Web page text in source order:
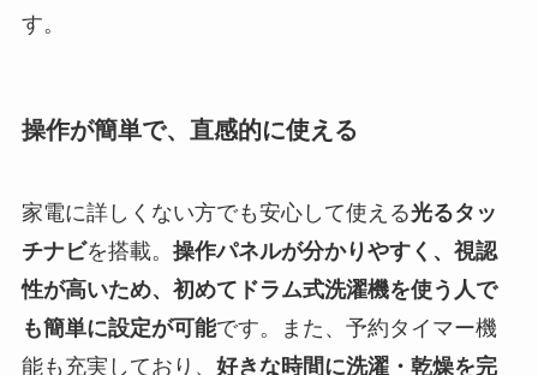
す。
操作が簡単で、直感的に使える
家電に詳しくない方でも安心して使える光るタッ
チナビを搭載。 操作パネルが分かりやすく、視認
性が高いため、初めてドラム式洗濯機を使う人で
も簡単に設定が可能です。また、予約タイマー機
能も充実しており、 好きな時間に洗濯・乾燥を完